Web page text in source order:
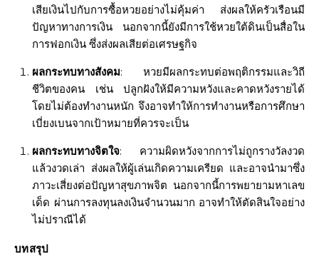
เสียเงินไปกับการซื้อหวยอย่างไม่คุ้มค่า ส่งผลให้ครัวเรือนมี
ปัญหาทางการเงิน นอกจากนี้ยังมีการใช้หวยใต้ดินเป็นสื่อใน
การฟอกเงิน ซึ่งส่งผลเสียต่อเศรษฐกิจ
ผลกระทบทางสังคม: หวยมีผลกระทบต่อพฤติกรรมและวิถี
ชีวิตของคน เช่น ปลูกฝังให้มีความหวังและคาดหวังรายได้
โดยไม่ต้องทำงานหนัก จึงอาจทำให้การทำงานหรือการศึกษา
เบี่ยงเบนจากเป้าหมายที่ควรจะเป็น
ผลกระทบทางจิตใจ: ความผิดหวังจากการไม่ถูกรางวัลงวด
แล้วงวดเล่า ส่งผลให้ผู้เล่นเกิดความเครียด และอาจนำมาซึ่ง
ภาวะเสี่ยงต่อปัญหาสุขภาพจิต นอกจากนี้การพยายามหาเลข
เด็ด ผ่านการลงทุนลงเงินจำนวนมาก อาจทำให้ตัดสินใจอย่าง
ไม่ปราณีได้
บทสรุป